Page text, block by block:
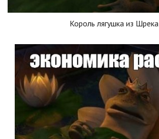
Король лягушка из Шрека